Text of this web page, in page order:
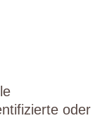
oder